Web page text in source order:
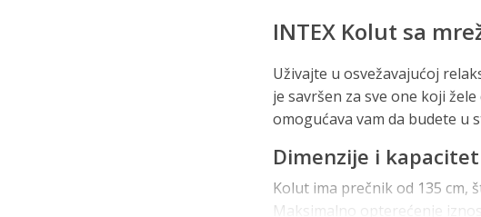
INTEX Kolut sa
Uživajte u osvežavajućoj
je savršen za sve one koji
omogućava vam da budete u
Dimenzije i kapacitet
Kolut ima prečnik od 135 cm,
Maksimalno opterećenje